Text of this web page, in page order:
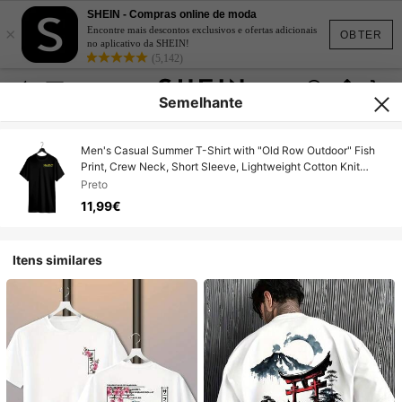
OBTER
×
SHEIN - Compras online de moda
Encontre mais descontos exclusivos e ofertas adicionais
no aplicativo da SHEIN!
(5,142)
Semelhante
Men's Casual Summer T-Shirt with "Old Row Outdoor" Fish
Print, Crew Neck, Short Sleeve, Lightweight Cotton Knit
Fabric, Casual Summer Wear|Crew Neck Top|Ribbed
Detailing
Preto
11,99€
Itens similares